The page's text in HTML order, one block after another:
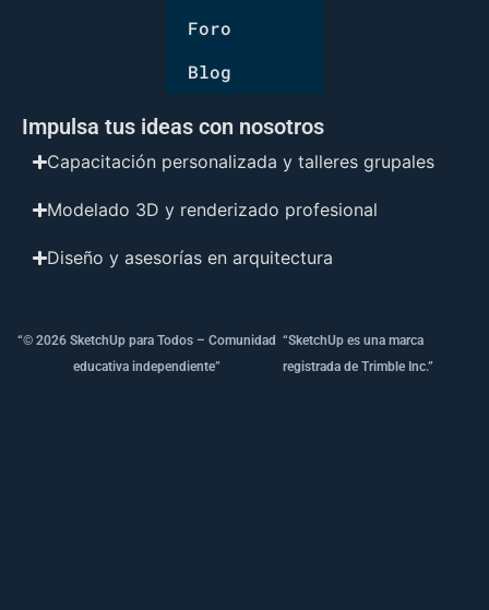
Foro
Blog
Impulsa tus ideas con nosotros
Capacitación personalizada y talleres grupales
Modelado 3D y renderizado profesional
Diseño y asesorías en arquitectura
“© 2026 SketchUp para Todos – Comunidad
educativa independiente”
“SketchUp es una marca
registrada de Trimble Inc.”